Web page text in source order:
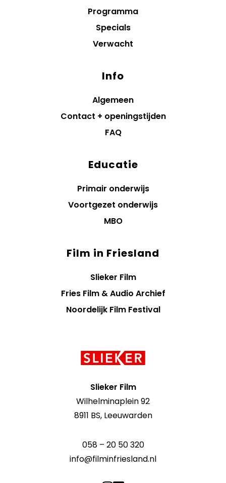
Programma
Specials
Verwacht
Info
Algemeen
Contact + openingstijden
FAQ
Educatie
Primair onderwijs
Voortgezet onderwijs
MBO
Film in Friesland
Slieker Film
Fries Film & Audio Archief
Noordelijk Film Festival
Slieker Film
Wilhelminaplein 92
8911 BS, Leeuwarden
058 – 20 50 320
info@filminfriesland.nl